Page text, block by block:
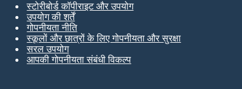
स्टोरीबोर्ड कॉपीराइट और उपयोग
उपयोग की शर्तें
गोपनीयता नीति
स्कूलों और छात्रों के लिए गोपनीयता और सुरक्षा
सरल उपयोग
आपकी गोपनीयता संबंधी विकल्प